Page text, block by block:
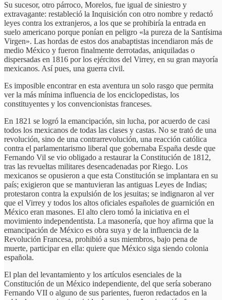
Su sucesor, otro párroco, Morelos, fue igual de siniestro y
extravagante: restableció la Inquisición con otro nombre y redactó
leyes contra los extranjeros, a los que se prohibiría la entrada en
suelo americano porque ponían en peligro «la pureza de la Santísima
Virgen». Las hordas de estos dos anabaptistas incendiaron más de
medio México y fueron finalmente derrotadas, aniquiladas o
dispersadas en 1816 por los ejércitos del Virrey, en su gran mayoría
mexicanos. Así pues, una guerra civil.
Es imposible encontrar en esta aventura un solo rasgo que permita
ver la más mínima influencia de los enciclopedistas, los
constituyentes y los convencionistas franceses.
En 1821 se logró la emancipación, sin lucha, por acuerdo de casi
todos los mexicanos de todas las clases y castas. No se trató de una
revolución, sino de una contrarrevolución, una reacción católica
contra el parlamentarismo liberal que gobernaba España desde que
Fernando Vil se vio obligado a restaurar la Constitución de 1812,
tras las revueltas militares desencadenadas por Riego. Los
mexicanos se opusieron a que esta Constitución se implantara en su
país; exigieron que se mantuvieran las antiguas Leyes de Indias;
protestaron contra la expulsión de los jesuitas; se indignaron al ver
que el Virrey y todos los altos oficiales españoles de guarnición en
México eran masones. El alto clero tomó la iniciativa en el
movimiento independentista. La masonería, que hoy afirma que la
emancipación de México es obra suya y de la influencia de la
Revolución Francesa, prohibió a sus miembros, bajo pena de
muerte, participar en ella: quiere que México siga siendo colonia
española.
El plan del levantamiento y los artículos esenciales de la
Constitución de un México independiente, del que sería soberano
Fernando VII o alguno de sus parientes, fueron redactados en la